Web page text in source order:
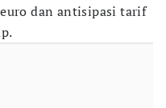
dan antisipasi tarif